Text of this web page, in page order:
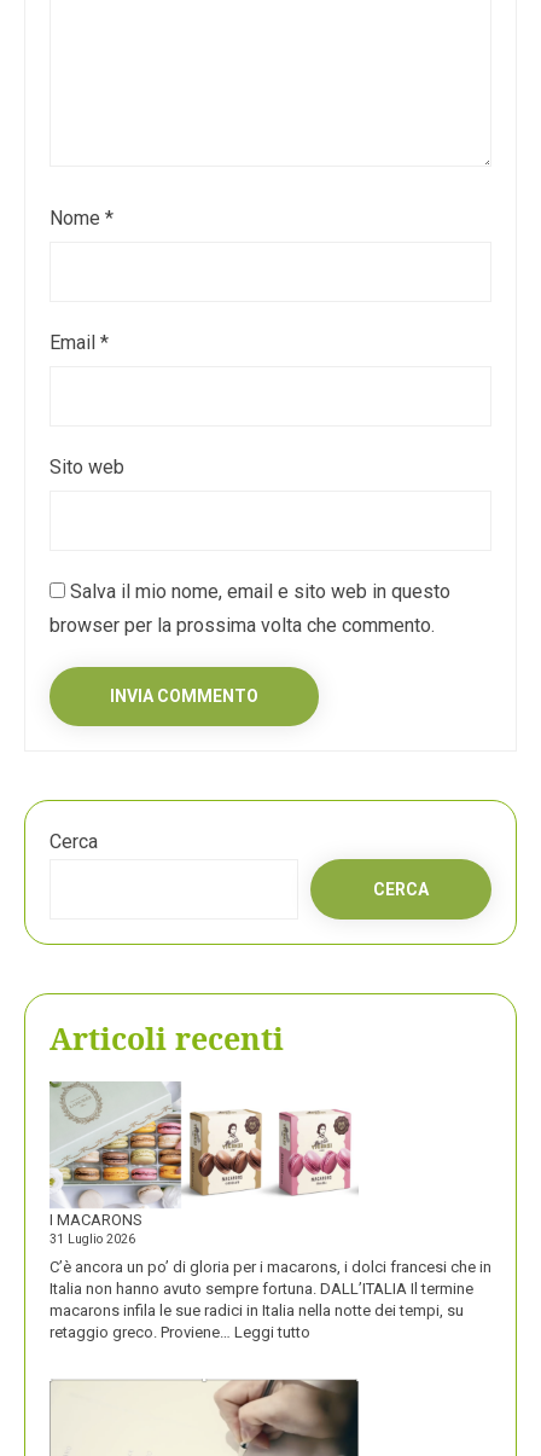
Nome *
Email *
Sito web
Salva il mio nome, email e sito web in questo
browser per la prossima volta che commento.
Cerca
CERCA
Articoli recenti
I MACARONS
31 Luglio 2026
C’è ancora un po’ di gloria per i macarons, i dolci francesi che in
Italia non hanno avuto sempre fortuna. DALL’ITALIA Il termine
macarons infila le sue radici in Italia nella notte dei tempi, su
retaggio greco. Proviene… Leggi tutto